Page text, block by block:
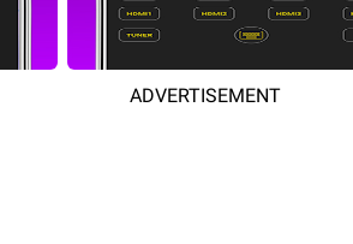
ADVERTISEMENT